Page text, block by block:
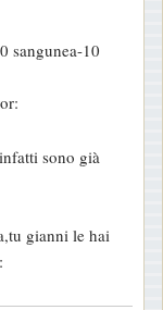
sangunea-10
sono già
gianni le hai